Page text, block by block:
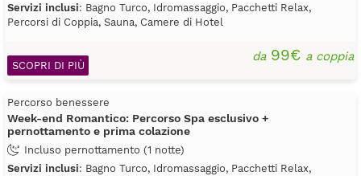
Servizi inclusi: Bagno Turco, Idromassaggio, Pacchetti Relax,
Percorsi di Coppia, Sauna, Camere di Hotel
da99€ a coppia
SCOPRI DI PIÙ
Percorso benessere
Week-end Romantico: Percorso Spa esclusivo +
pernottamento e prima colazione
Incluso pernottamento (1 notte)
Servizi inclusi: Bagno Turco, Idromassaggio, Pacchetti Relax,